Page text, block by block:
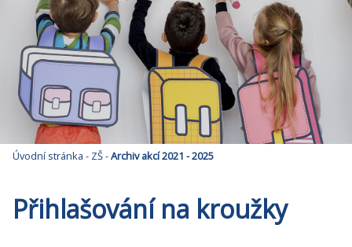
Úvodní stránka - ZŠ-Archiv akcí 2021 - 2025
Přihlašování na kroužky